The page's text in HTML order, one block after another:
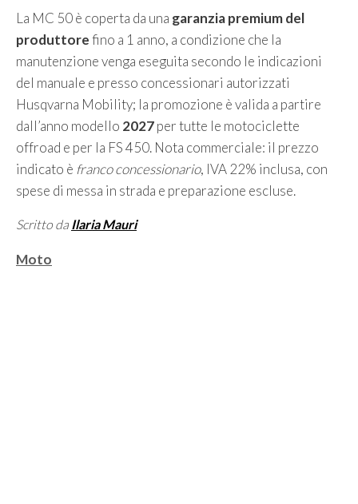
La MC 50 è coperta da una garanzia premium del
produttorefino a 1 anno, a condizione che la
manutenzione venga eseguita secondo le indicazioni
del manuale e presso concessionari autorizzati
Husqvarna Mobility; la promozione è valida a partire
dall’anno modello 2027per tutte le motociclette
offroad e per la FS 450. Nota commerciale: il prezzo
indicato è franco concessionario, IVA 22% inclusa, con
spese di messa in strada e preparazione escluse.
Scritto da Ilaria Mauri
Categorie
Moto